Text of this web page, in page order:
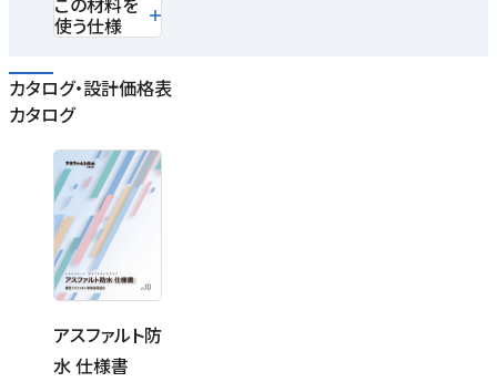
使う仕様
カタログ・設計価格表
カタログ
アスファルト防
水 仕様書